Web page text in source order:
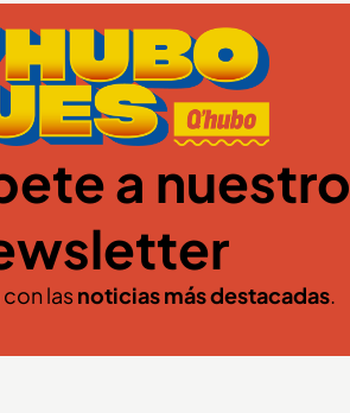
a nuestro
con lasnoticias más destacadas.